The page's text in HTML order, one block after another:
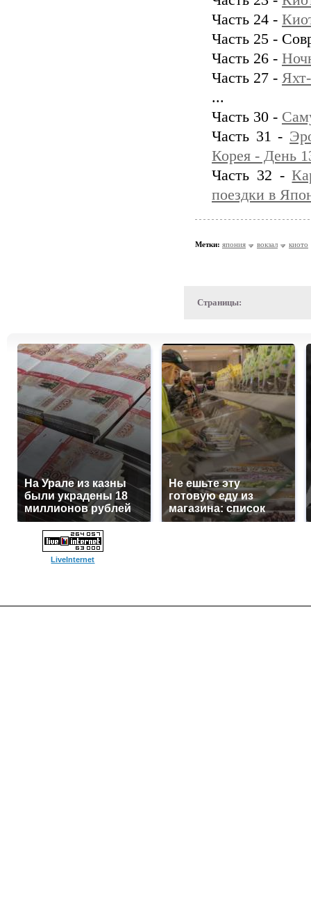
Часть 24 -
Часть 25 -
Часть 26 -
Часть 27 -
...
Часть 30 -
Часть 31 -
Корея - День
Часть 32 -
поездки в
Метки: япония вокзал киото
Страницы:
На Урале из казны
были украдены 18
миллионов рублей
Не ешьте эту
готовую еду из
магазина: список
LiveInternet